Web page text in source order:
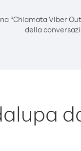
“Chiamata Viber
della